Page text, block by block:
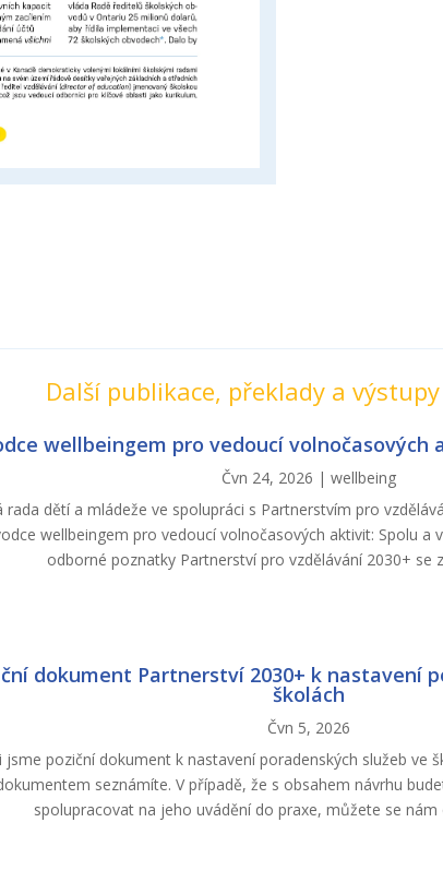
Další publikace, překlady a
wellbeingem pro vedoucí volnočasových
Čvn 24, 2026 | wellbeing
rada dětí a mládeže ve spolupráci s Partnerstvím pro
wellbeingem pro vedoucí volnočasových aktivit: Spolu a
odborné poznatky Partnerství pro vzdělávání 2030+ se
dokument Partnerství 2030+ k nastavení
školách
Čvn 5, 2026
jsme poziční dokument k nastavení poradenských služeb ve
seznámíte. V případě, že s obsahem návrhu
spolupracovat na jeho uvádění do praxe, můžete se nám